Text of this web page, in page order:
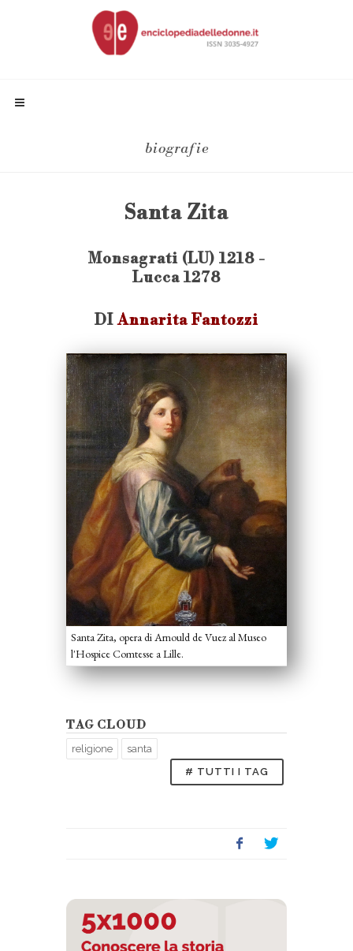
biografie
Santa Zita
Monsagrati (LU) 1218 -
Lucca 1278
DIAnnarita Fantozzi
Santa Zita, opera di Arnould de Vuez al Museo
l'Hospice Comtesse a Lille.
TAG CLOUD
religione
santa
# TUTTI I TAG